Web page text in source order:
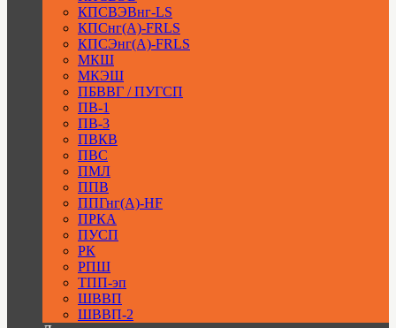
КПСВЭВнг-LS
КПСнг(А)-FRLS
КПСЭнг(А)-FRLS
МКШ
МКЭШ
ПБВВГ / ПУГСП
ПВ-1
ПВ-3
ПВКВ
ПВС
ПМЛ
ППВ
ППГнг(А)-HF
ПРКА
ПУСП
РК
РПШ
ТПП-эп
ШВВП
ШВВП-2